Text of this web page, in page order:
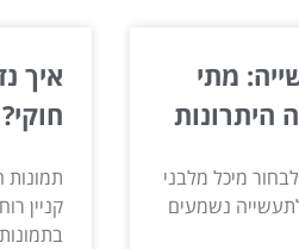
מתי
היתרונות
מיכל מלבני
נשמעים
איך
חוקי?
תמונות
קניין